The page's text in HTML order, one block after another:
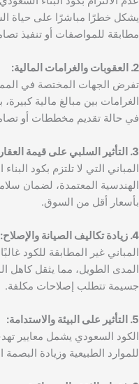
يشكل خطرًا مباشرًا على حياة
مطابقة للمواصفات أو تنفيذ
2. العقوبات والغرامات المالية:
تفرض الجهات المختصة في
في حالة تقديم مخططات أو
3. التأثير السلبي على قيمة العقار:
المباني التي لا تلتزم بكود
الهندسية المعتمدة، لضمان
بأسعار أقل من السوق.
4. زيادة تكاليف الصيانة والإصلاح:
المباني غير المطابقة للكود
المدى الطويل، مما يثقل كاهل
جسيمة تتطلب إصلاحات مكلفة.
5. التأثير على البيئة والاستدامة:
الكود السعودي يشمل معايير
للموارد الطبيعية وزيادة